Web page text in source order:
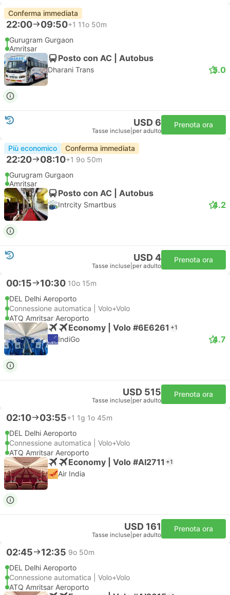
Conferma immediata
22:00 09:50+1 11o 50m
Gurugram Gurgaon
Amritsar
Posto con AC | Autobus
Dharani Trans 5.0
USD 6
Tasse incluse per adulto
Prenota ora
Più economico Conferma immediata
22:20 08:10+1 9o 50m
Gurugram Gurgaon
Amritsar
Posto con AC | Autobus
Intrcity Smartbus 4.2
USD 4
Tasse incluse per adulto
Prenota ora
00:15 10:30 10o 15m
DEL Delhi Aeroporto
Connessione automatica | Volo+Volo
ATQ Amritsar Aeroporto
Economy | Volo #6E6261 +1
IndiGo 4.7
USD 515
Tasse incluse per adulto
Prenota ora
02:10 03:55+1 1g 1o 45m
DEL Delhi Aeroporto
Connessione automatica | Volo+Volo
ATQ Amritsar Aeroporto
Economy | Volo #AI2711 +1
Air India
USD 161
Tasse incluse per adulto
Prenota ora
02:45 12:35 9o 50m
DEL Delhi Aeroporto
Connessione automatica | Volo+Volo
ATQ Amritsar Aeroporto